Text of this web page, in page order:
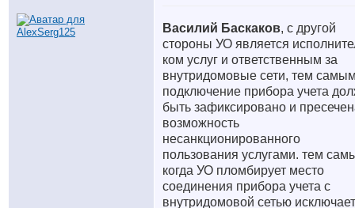
Василий Баскаков, с другой
стороны УО является
ком услуг и ответственным за
внутридомовые сети, тем
подключение прибора учета
быть зафиксировано и
возможность
несанкционированного
пользования услугами. тем
когда УО пломбирует место
соединения прибора учета с
внутридомовой сетью